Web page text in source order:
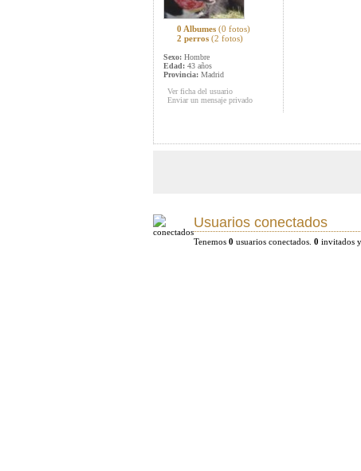
0 Albumes (0 fotos)
2 perros (2 fotos)
Sexo: Hombre
Edad: 43 años
Provincia: Madrid
Ver ficha del usuario
Enviar un mensaje privado
Usuarios conectados
Tenemos 0 usuarios conectados. 0 invitados y